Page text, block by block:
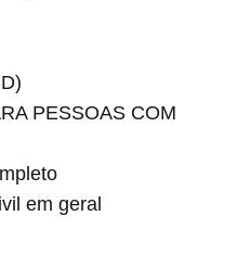
PESSOAS COM
em geral